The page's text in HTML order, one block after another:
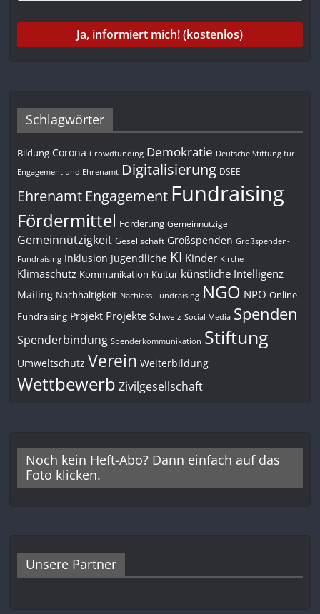
Schlagwörter
Bildung Corona Crowdfunding Demokratie Deutsche Stiftung für
Engagement und Ehrenamt Digitalisierung DSEE
Ehrenamt Engagement Fundraising
Fördermittel Förderung Gemeinnützige
Gemeinnützigkeit Gesellschaft Großspenden Großspenden-
Fundraising Inklusion Jugendliche KI Kinder Kirche
Klimaschutz Kommunikation Kultur künstliche Intelligenz
Mailing Nachhaltigkeit Nachlass-Fundraising NGO NPO Online-
Fundraising Projekt Projekte Schweiz Social Media Spenden
Spenderbindung Spenderkommunikation Stiftung
Umweltschutz Verein Weiterbildung
Wettbewerb Zivilgesellschaft
Noch kein Heft-Abo? Dann einfach auf das
Foto klicken.
Unsere Partner